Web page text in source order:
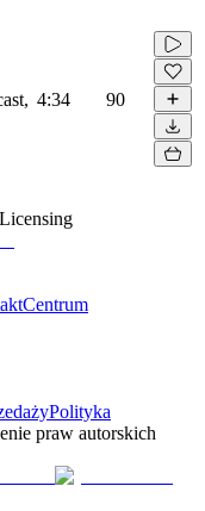
4:34 90
Centrum
Polityka
praw autorskich